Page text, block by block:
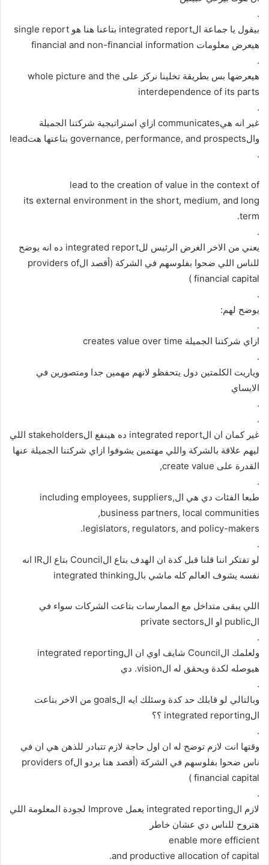
.
بيقول يا جماعة الintegrated report بتاعنا هنا هو single report
هيعرض معلومات financial and non-financial information
.
هيعرضها بس بطريقة تخلينا نركز على whole picture and the
interdependence of its parts
.
غير انه هيcommunicates ازاي استراتيجية شركتنا الجميلة
والgovernance, performance, and prospects بتاعتها هتlead
.
lead to the creation of value in the context of
its external environment in the short, medium, and long
term.
.
يعني من الاخر الغرض الرئيس للintegrated report ده انه يوضح
للناس اللي ضحوا بفلوسهم في الشركة (أقصد الproviders of
financial capital )
.
يوضح لهم:
.
ازاي شركتنا الجميلة creates value over time
.
وياريت الكلمتين دول يتحفظو لانهم مهمين جدا ومتصورين في
الايساي
.
.
غير كمان ان الintegrated report ده هينفع الstakeholders اللي
ليهم علاقة بالشركة واللي مهتمين يشوفوا ازاي شركتنا الجميلة عنها
القدرة على create value,
.
طبعا الفئات دي هي الincluding employees, suppliers,
business partners, local communities,
legislators, regulators, and policy-makers.
.
لو تفتكر اننا قلنا قبل كدة ان الهدف بتاع الCouncil بتاع الIR انه
نفسه يشوف العالم كله ماشي بالintegrated thinking
اللي يبقى متداخل مع الممارسات بتاعت الشركات سواء في
الpublic او الprivate sectors
.
ولعلمك الCouncil شايف اوي ان الintegrated reporting
هيوصله لكدة ويحقق له الvision. دي
.
وبالتالي لو قابلك حد كدة وسئلك ايه الgoals من الاخر بتاعت
الintegrated reporting ؟؟
.
وقتها انت لازم توضح له ان اول حاجة لازم تتبادر للذهن هي ان في
ناس ضحوا بفلوسهم في الشركة (أقصد هنا بردو الproviders of
financial capital )
.
لازم الintegrated reporting يعمل Improve لجودة المعلومة اللي
هتروح للناس دي عشان خاطر
enable more efficient
and productive allocation of capital.